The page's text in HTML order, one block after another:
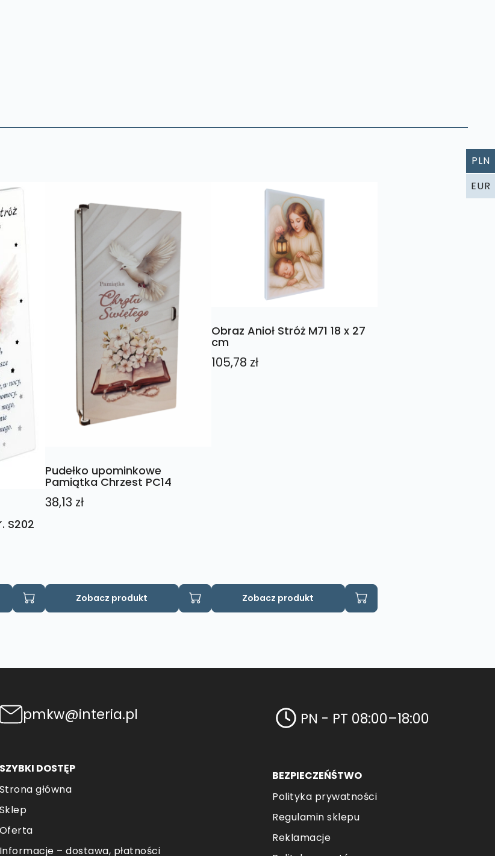
S202
Pudełko upominkowe
Pamiątka Chrzest PC14
38,13 zł
Zobacz produkt
Ten
produkt
Opcje
na
stronie
Obraz Anioł Stróż M71 18 x 27
cm
105,78 zł
Zobacz produkt
pmkw@interia.pl
SZYBKI DOSTĘP
Strona główna
Sklep
Oferta
Informacje – dostawa, płatności
PN - PT 08:00–18:00
BEZPIECZEŃŚTWO
Polityka prywatności
Regulamin sklepu
Reklamacje
PLN
EUR